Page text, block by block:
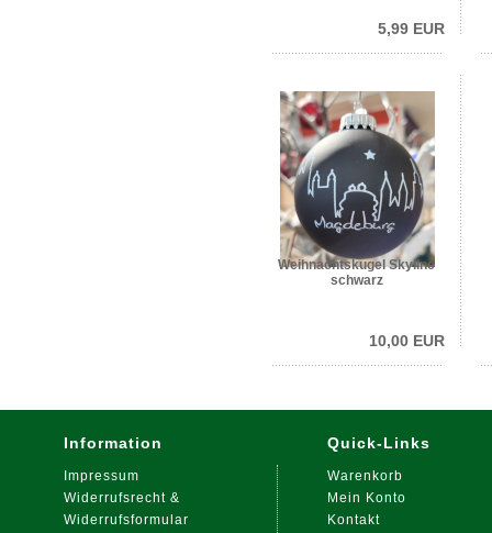
5,99 EUR
Weihnachtskugel Skyline
schwarz
10,00 EUR
Information
Impressum
Widerrufsrecht &
Widerrufsformular
Quick-Links
Warenkorb
Mein Konto
Kontakt